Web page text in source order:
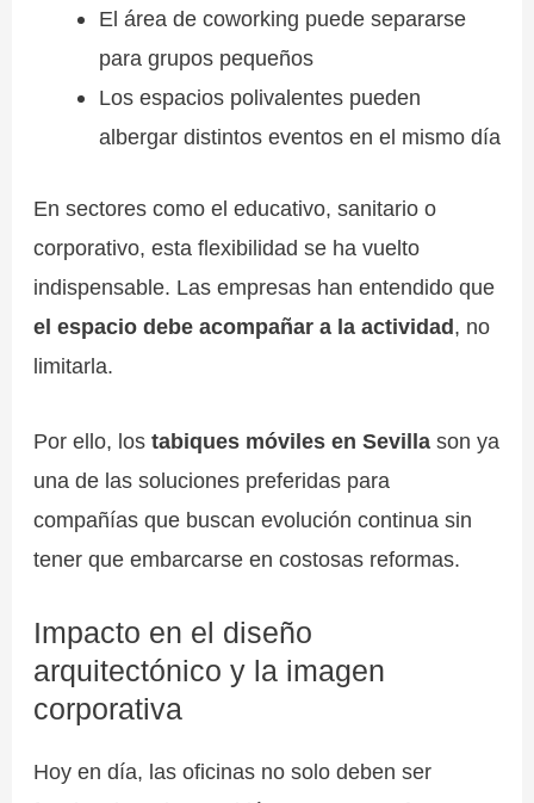
El área de coworking puede separarse
para grupos pequeños
Los espacios polivalentes pueden
albergar distintos eventos en el mismo día
En sectores como el educativo, sanitario o
corporativo, esta flexibilidad se ha vuelto
indispensable. Las empresas han entendido que
el espacio debe acompañar a la actividad, no
limitarla.
Por ello, lostabiques móviles en Sevilla son ya
una de las soluciones preferidas para
compañías que buscan evolución continua sin
tener que embarcarse en costosas reformas.
Impacto en el diseño
arquitectónico y la imagen
corporativa
Hoy en día, las oficinas no solo deben ser